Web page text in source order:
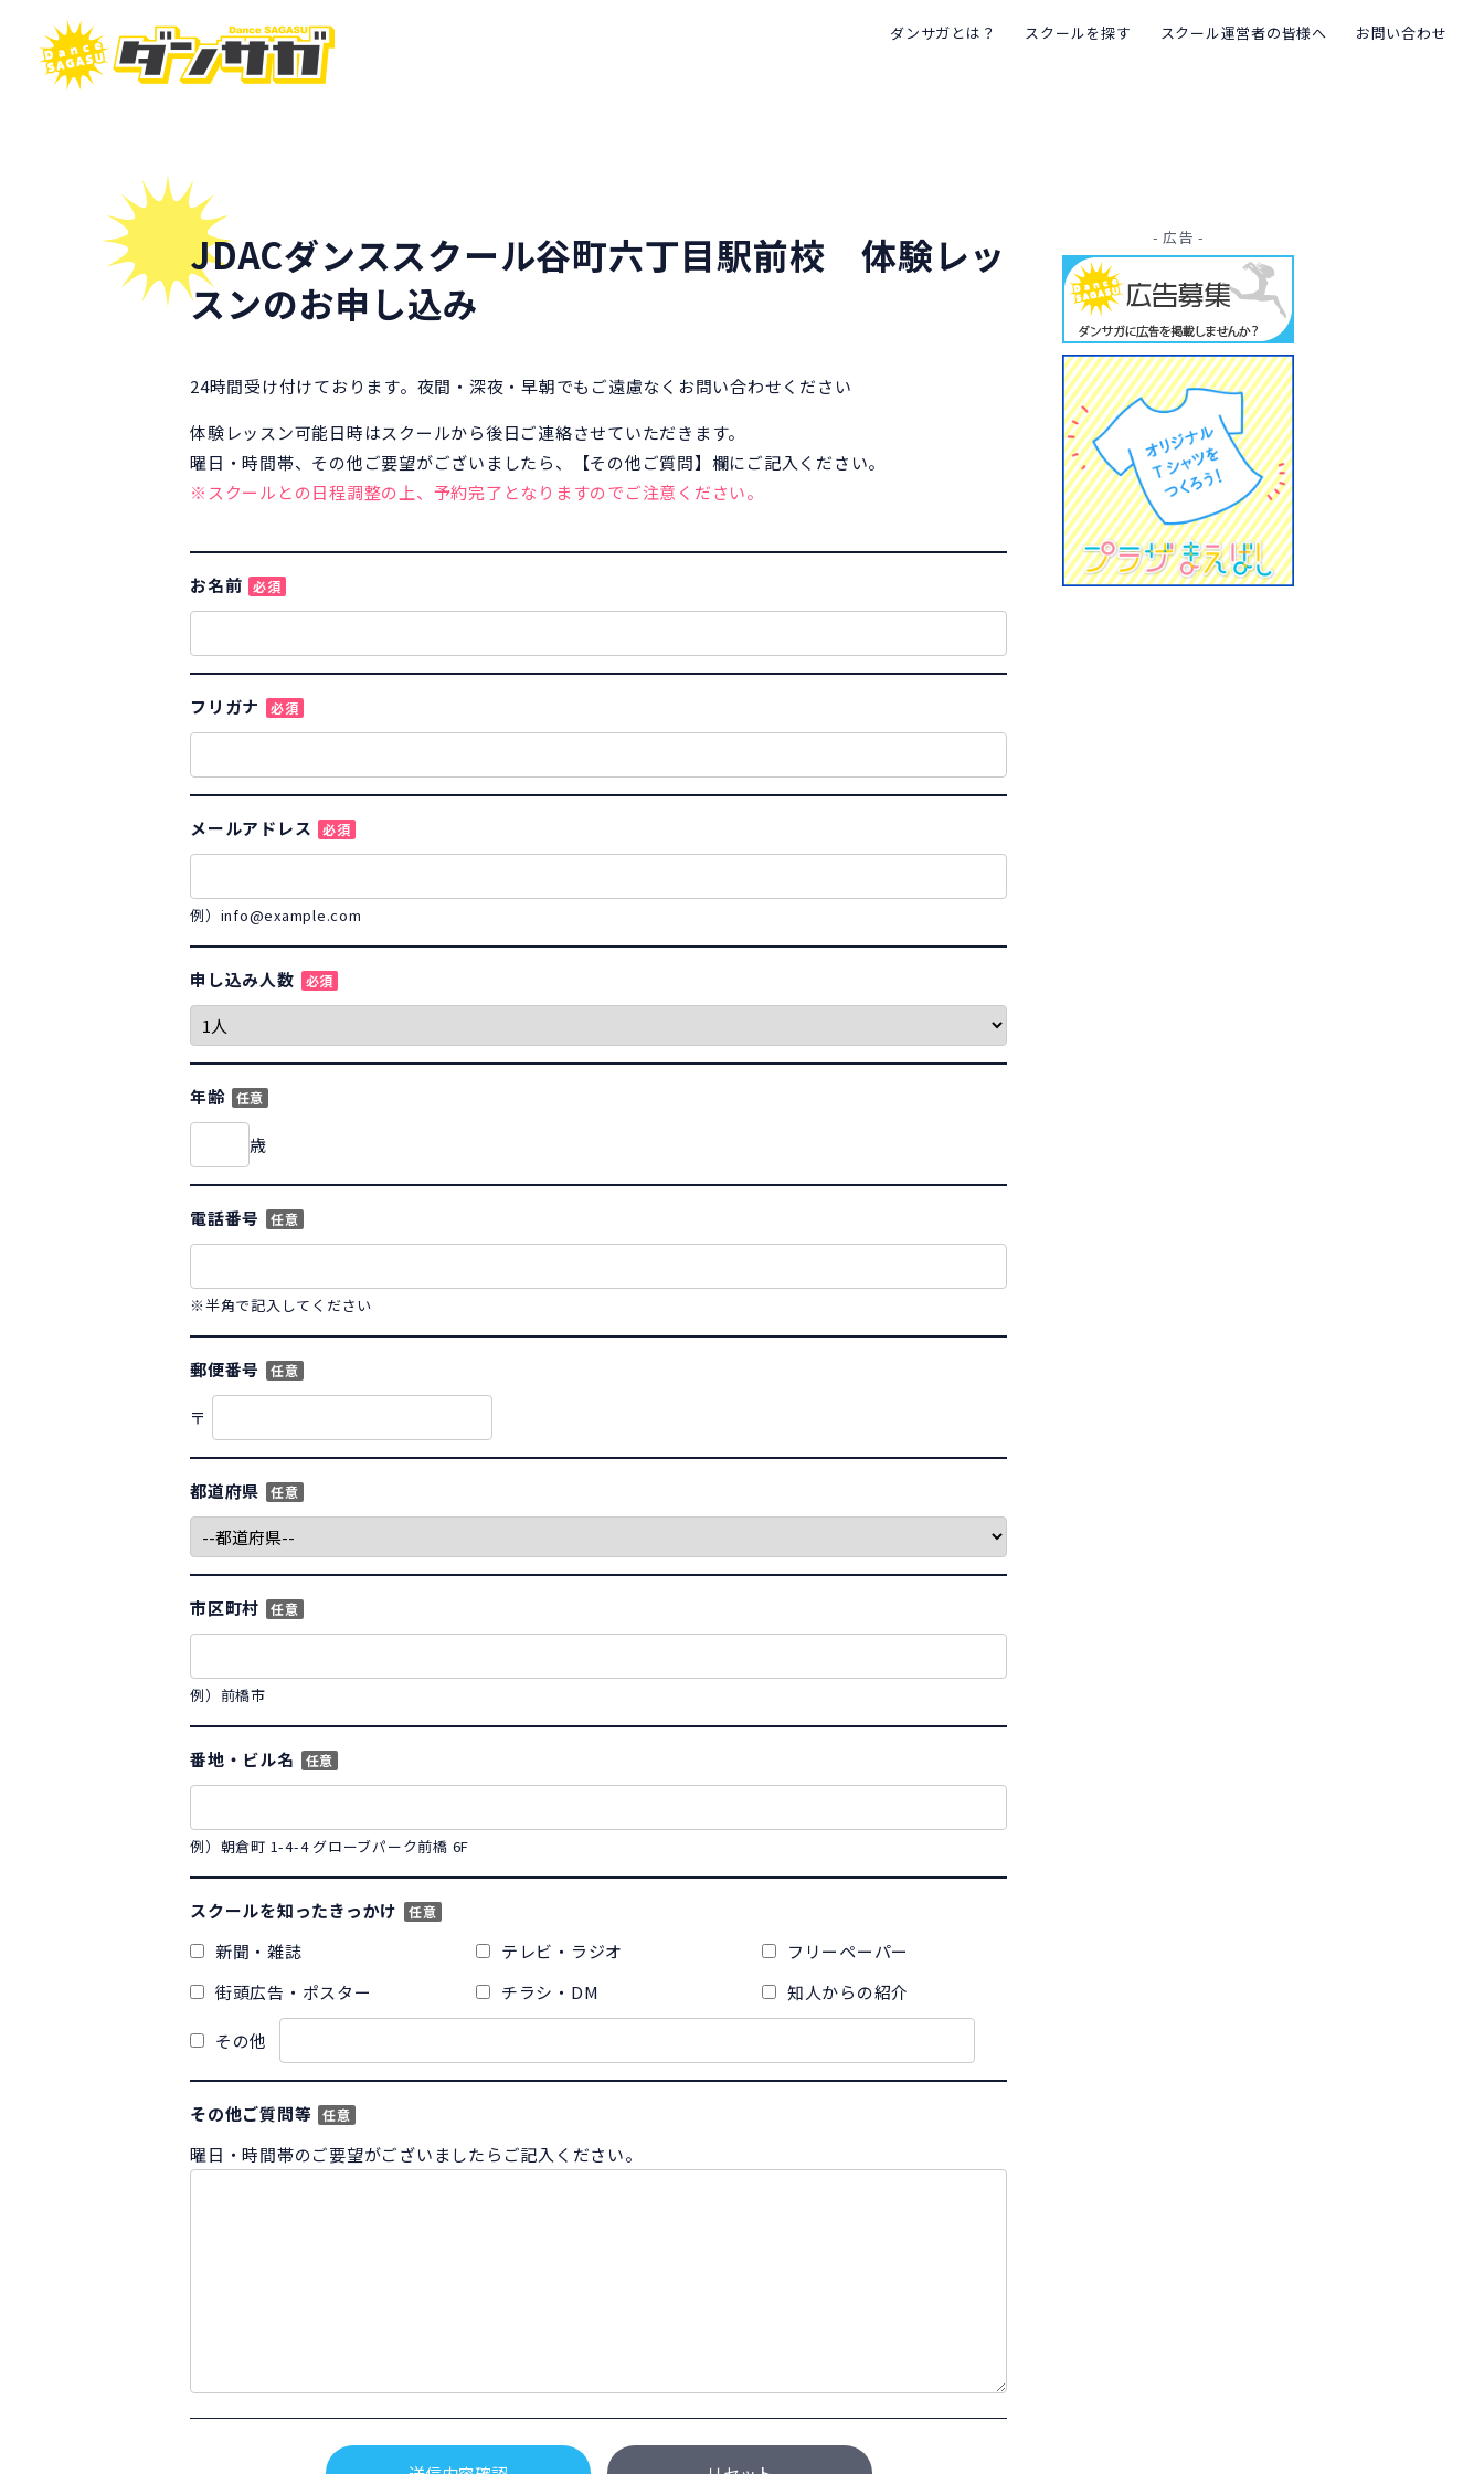
ダンサガとは？ スクールを探す スクール運営者の皆様へ お問い合わせ
JDACダンススクール谷町六丁目駅前校 体験レッ
スンのお申し込み
24時間受け付けております。夜間・深夜・早朝でもご遠慮なくお問い合わせください
体験レッスン可能日時はスクールから後日ご連絡させていただきます。
曜日・時間帯、その他ご要望がございましたら、【その他ご質問】欄にご記入ください。
※スクールとの日程調整の上、予約完了となりますのでご注意ください。
お名前 必須
フリガナ 必須
メールアドレス 必須
例）info@example.com
申し込み人数 必須
年齢 任意
歳
電話番号 任意
※半角で記入してください
郵便番号 任意
〒
都道府県 任意
市区町村 任意
例）前橋市
番地・ビル名 任意
例）朝倉町 1-4-4 グローブパーク前橋 6F
スクールを知ったきっかけ 任意
新聞・雑誌 テレビ・ラジオ
フリーペーパー
街頭広告・ポスター
チラシ・DM 知人からの紹介
その他
その他ご質問等 任意
曜日・時間帯のご要望がございましたらご記入ください。
- 広告 -